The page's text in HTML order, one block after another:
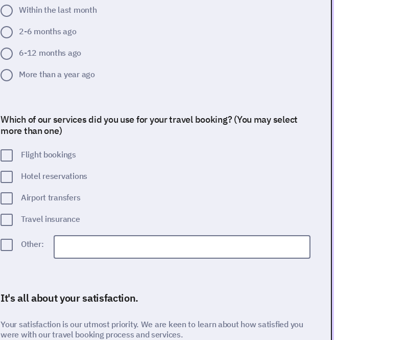
Within the last month
2-6 months ago
6-12 months ago
More than a year ago
Which of our services did you use for your travel booking? (You may select
more than one)
Flight bookings
Hotel reservations
Airport transfers
Travel insurance
Other:
It's all about your satisfaction.
Your satisfaction is our utmost priority. We are keen to learn about how satisfied you
were with our travel booking process and services.